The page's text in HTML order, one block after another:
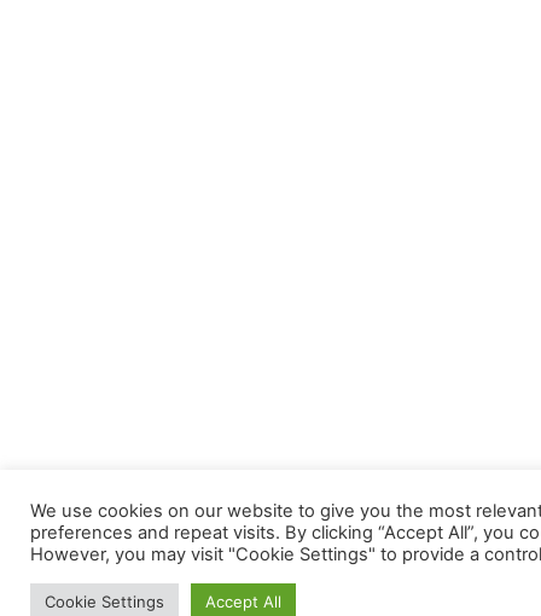
We use cookies on our website to give you the most
preferences and repeat visits. By clicking “Accept All”, you
However, you may visit "Cookie Settings" to provide a
Cookie Settings Accept All